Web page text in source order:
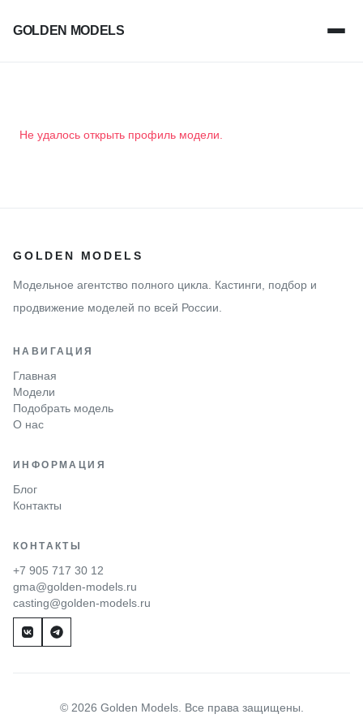
GOLDEN MODELS
Не удалось открыть профиль модели.
GOLDEN MODELS
Модельное агентство полного цикла. Кастинги, подбор и
продвижение моделей по всей России.
НАВИГАЦИЯ
Главная
Модели
Подобрать модель
О нас
ИНФОРМАЦИЯ
Блог
Контакты
КОНТАКТЫ
+7 905 717 30 12
gma@golden-models.ru
casting@golden-models.ru
© 2026 Golden Models. Все права защищены.